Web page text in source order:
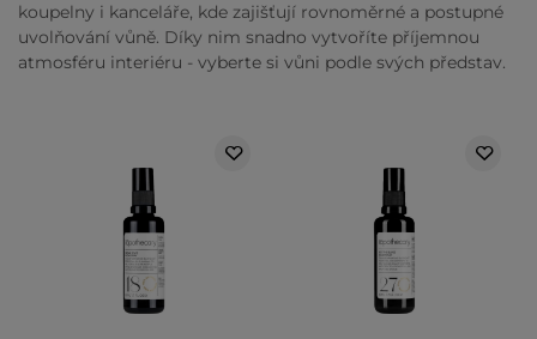
koupelny i kanceláře, kde zajišťují rovnoměrné a postupné
uvolňování vůně. Díky nim snadno vytvoříte příjemnou
atmosféru interiéru - vyberte si vůni podle svých představ.